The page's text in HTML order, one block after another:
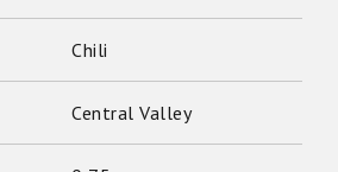
Chili
Central Valley